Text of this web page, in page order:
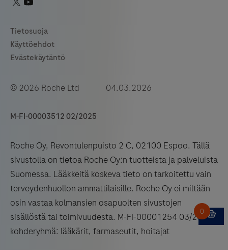
© 2026 Roche Ltd 04.03.2026
M-FI-00003512 02/2025
Roche Oy, Revontulenpuisto 2 C, 02100 Espoo. Tällä
sivustolla on tietoa Roche Oy:n tuotteista ja palveluista
Suomessa. Lääkkeitä koskeva tieto on tarkoitettu vain
terveydenhuollon ammattilaisille. Roche Oy ei miltään
osin vastaa kolmansien osapuolten sivustojen
sisällöstä tai toimivuudesta. M-FI-00001254 03/2026
kohderyhmä: lääkärit, farmaseutit, hoitajat